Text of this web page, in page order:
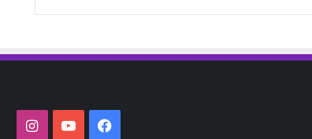
فيسبوك‫YouTube